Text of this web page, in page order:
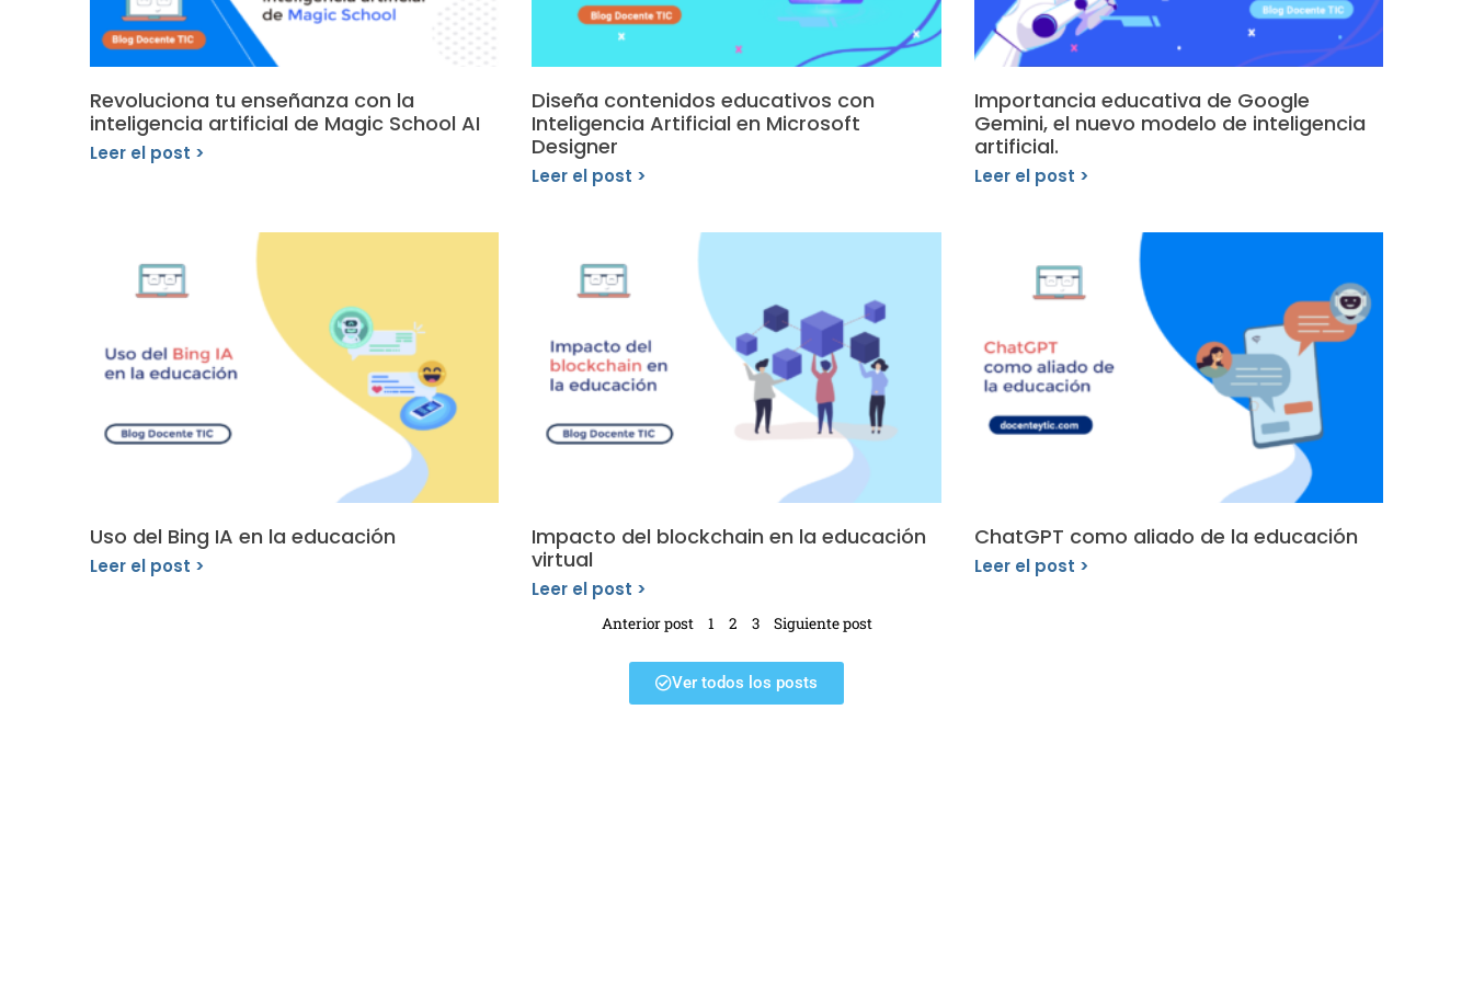
Revoluciona tu enseñanza con la
inteligencia artificial de Magic School AI
Leer el post >
Diseña contenidos educativos con
Inteligencia Artificial en Microsoft
Designer
Leer el post >
Importancia educativa de Google
Gemini, el nuevo modelo de inteligencia
artificial.
Leer el post >
Uso del Bing IA en la educación
Leer el post >
Impacto del blockchain en la educación
virtual
Leer el post >
ChatGPT como aliado de la educación
Leer el post >
Anterior post 1 2 3 Siguiente post
Ver todos los posts